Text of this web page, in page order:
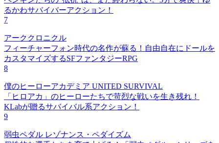
るかわサバイバーアクション！
7
アーククロニクル
フィーチャーフォン時代の名作が蘇る！自由自在にドールを
カスタマイズするSFファンタジーRPG
8
僕のヒーローアカデミア UNITED SURVIVAL
「ヒロアカ」のヒーローたちで苛烈な戦いを生き残れ！
KLabが贈るサバイバル系アクション！
9
弱虫ペダル レゾナンス・ペダイズム